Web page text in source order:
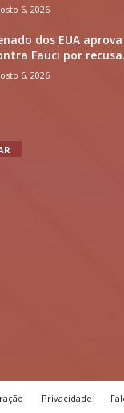
6, 2026
dos EUA
Fauci por
6, 2026
Privacidade